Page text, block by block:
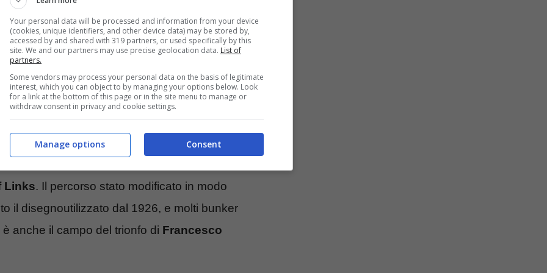
Scozia, Irlanda e
storia
Royal Dornoch, nel profondo nord della Svozia
e spettacolare come solo i links
green costruiti su altipiani naturali rialzati. E
nel mondo, anche negli Stati Uniti
Links. Il percorso stato modificato in modo
il disegnoutilizzato dal 1926, e molti bunker
anche il campo del trionfo di Francesco
Your personal data will be processed and information from your device
(cookies, unique identifiers, and other device data) may be stored by,
accessed by and shared with 319 partners, or used specifically by this
site. We and our partners may use precise geolocation data. List of
partners.
Some vendors may process your personal data on the basis of legitimate
interest, which you can object to by managing your options below. Look
for a link at the bottom of this page or in the site menu to manage or
withdraw consent in privacy and cookie settings.
Consent
Manage options